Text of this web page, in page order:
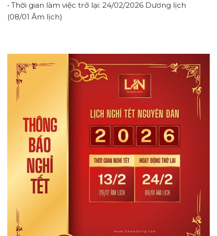
• Thời gian làm việc trở lại: 24/02/2026 Dương lịch
(08/01 Âm lịch)